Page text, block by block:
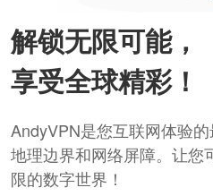
解锁无限可能，
享受全球精彩！
AndyVPN是您互联网体验
地理边界和网络屏障。让您
限的数字世界！